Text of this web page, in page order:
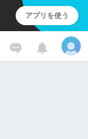
アプリを使う